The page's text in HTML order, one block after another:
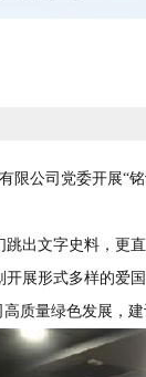
公司党委开展“铭
文字史料，更直
形式多样的爱国
质量绿色发展，